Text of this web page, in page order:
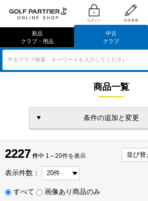
新品
クラブ・用品
中古
クラブ
中古クラブ検索、キーワードを入力してください
商品一覧
条件の追加と変更
2227 件
2227 件中 1～20件を表示
表示件数：
すべて 画像あり商品のみ